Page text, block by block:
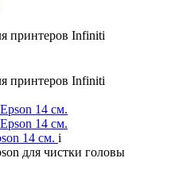
принтеров Infiniti
принтеров Infiniti
14 см. i
для чистки головы